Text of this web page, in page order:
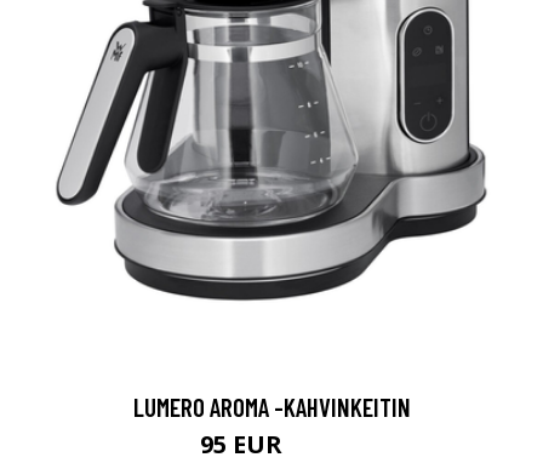
LUMERO AROMA -KAHVINKEITIN
95 EUR